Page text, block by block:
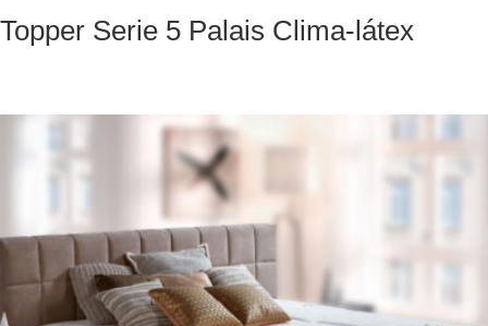
Topper Serie 5 Palais Clima-látex